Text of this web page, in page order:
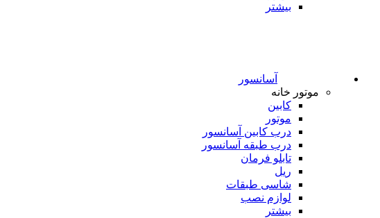
بیشتر
آسانسور
موتور خانه
کابین
موتور
درب کابین آسانسور
درب طبقه آسانسور
تابلو فرمان
ریل
شاسی طبقات
لوازم نصب
بیشتر